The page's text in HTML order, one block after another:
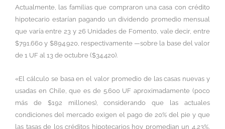
Actualmente, las familias que compraron una casa con crédito
hipotecario estarían pagando un dividendo promedio mensual
que varía entre 23 y 26 Unidades de Fomento, vale decir, entre
$791.660 y $894.920, respectivamente —sobre la base del valor
de 1 UF al 13 de octubre ($34.420).
«El cálculo se basa en el valor promedio de las casas nuevas y
usadas en Chile, que es de 5.600 UF aproximadamente (poco
más de $192 millones), considerando que las actuales
condiciones del mercado exigen el pago de 20% del pie y que
las tasas de los créditos hipotecarios hoy promedian un 4,23%,